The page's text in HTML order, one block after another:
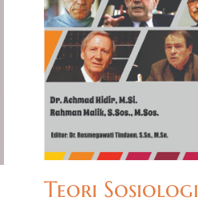
Teori Sosiologi